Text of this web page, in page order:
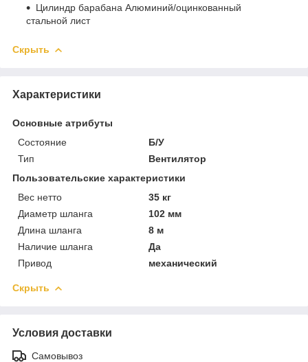
Цилиндр барабана Алюминий/оцинкованный
стальной лист
Скрыть
Характеристики
Основные атрибуты
Состояние
Б/У
Тип
Вентилятор
Пользовательские характеристики
Вес нетто
35 кг
Диаметр шланга
102 мм
Длина шланга
8 м
Наличие шланга
Да
Привод
механический
Скрыть
Условия доставки
Самовывоз